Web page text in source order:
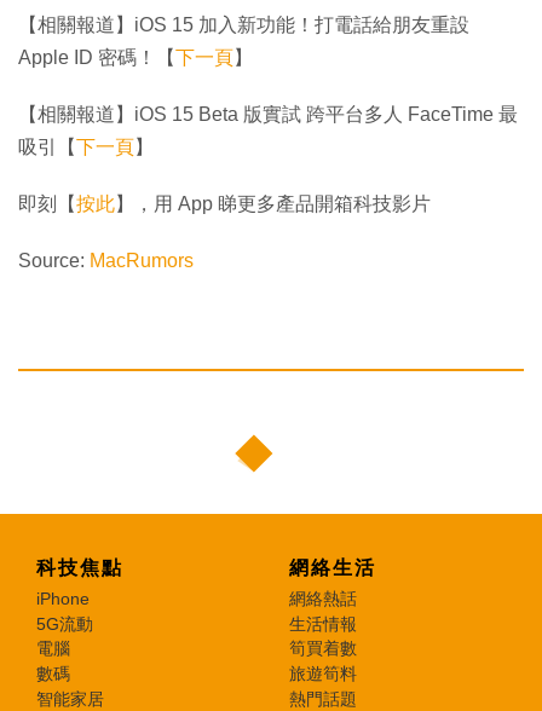
【相關報道】iOS 15 加入新功能！打電話給朋友重設
Apple ID 密碼！【下一頁】
【相關報道】iOS 15 Beta 版實試 跨平台多人 FaceTime 最
吸引【下一頁】
即刻【按此】，用 App 睇更多產品開箱科技影片
Source: MacRumors
科技焦點
iPhone
5G流動
電腦
數碼
智能家居
網絡生活
網絡熱話
生活情報
筍買着數
旅遊筍料
熱門話題